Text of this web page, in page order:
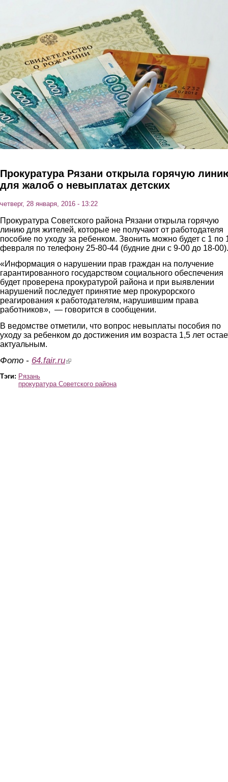
Прокуратура Рязани открыла горячую
для жалоб о невыплатах детских
четверг, 28 января, 2016 - 13:22
Прокуратура Советского района Рязани открыла горячую
линию для жителей, которые не получают от работодателя
пособие по уходу за ребенком. Звонить можно будет с 1 по
февраля по телефону 25-80-44 (будние дни с 9-00 до 18-
«Информация о нарушении прав граждан на получение
гарантированного государством социального обеспечения
будет проверена прокуратурой района и при выявлении
нарушений последует принятие мер прокурорского
реагирования к работодателям, нарушившим права
работников», — говорится в сообщении.
В ведомстве отметили, что вопрос невыплаты пособия по
уходу за ребенком до достижения им возраста 1,5 лет
актуальным.
Фото - 64.fair.ru(link is external)
Тэги: Рязань
прокуратура Советского района